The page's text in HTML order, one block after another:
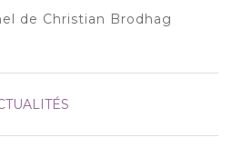
de Christian Brodhag